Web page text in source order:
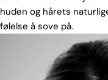
huden og hårets
følelse å sove på.